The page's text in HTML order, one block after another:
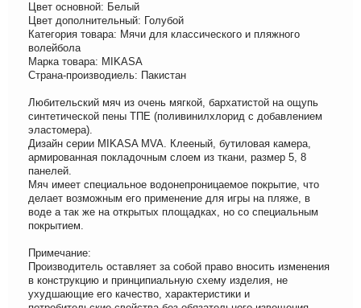
Цвет основной: Белый
Цвет дополнительный: Голубой
Категория товара: Мячи для классического и пляжного
волейбола
Марка товара: MIKASA
Страна-производиель: Пакистан
Любительский мяч из очень мягкой, бархатистой на ощупь
синтетической пены ТПЕ (поливинилхлорид с добавлением
эластомера).
Дизайн серии MIKASA MVA. Клееный, бутиловая камера,
армированная покладочным слоем из ткани, размер 5, 8
панелей.
Мяч имеет специальное водонепроницаемое покрытие, что
делает возможным его применение для игры на пляже, в
воде а так же на открытых площадках, но со специальным
покрытием.
Примечание:
Производитель оставляет за собой право вносить изменения
в конструкцию и принципиальную схему изделия, не
ухудшающие его качество, характеристики и